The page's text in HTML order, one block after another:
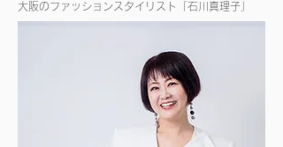
​大阪のファッションスタイリスト「石川真理子」